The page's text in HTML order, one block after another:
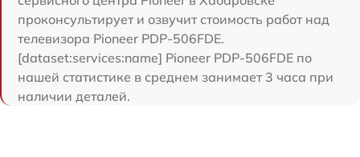
проконсультирует и озвучит стоимость работ над
телевизора Pioneer PDP-506FDE.
[dataset:services:name] Pioneer PDP-506FDE по
нашей статистике в среднем занимает 3 часа при
наличии деталей.